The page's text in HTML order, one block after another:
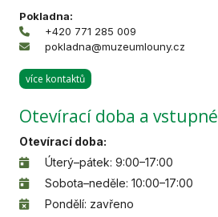
Pokladna:
+420 771 285 009
pokladna@muzeumlouny.cz
více kontaktů
Otevírací doba a vstupné
Otevírací doba:
Úterý–pátek: 9:00–17:00
Sobota–neděle: 10:00–17:00
Pondělí: zavřeno